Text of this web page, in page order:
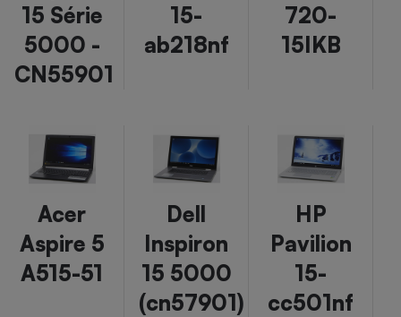
15 Série
5000 -
CN55901
15-
ab218nf
720-
15IKB
Acer
Aspire 5
A515-51
Dell
Inspiron
15 5000
(cn57901)
HP
Pavilion
15-
cc501nf
Cafetière à expressos
Antivirus